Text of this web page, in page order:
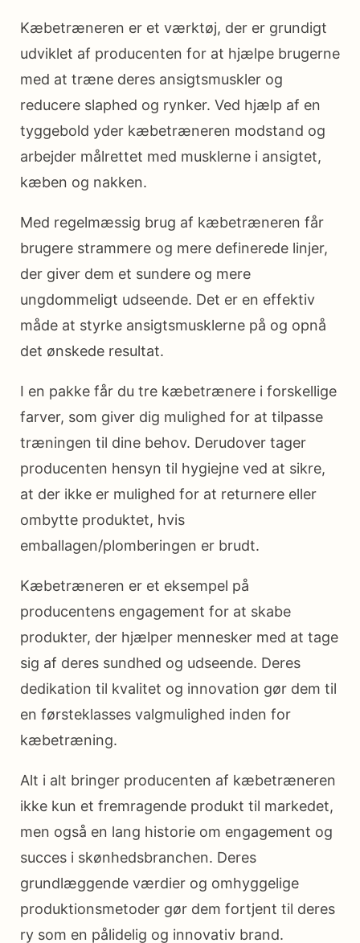
Kæbetræneren er et værktøj, der er grundigt
udviklet af producenten for at hjælpe brugerne
med at træne deres ansigtsmuskler og
reducere slaphed og rynker. Ved hjælp af en
tyggebold yder kæbetræneren modstand og
arbejder målrettet med musklerne i ansigtet,
kæben og nakken.
Med regelmæssig brug af kæbetræneren får
brugere strammere og mere definerede linjer,
der giver dem et sundere og mere
ungdommeligt udseende. Det er en effektiv
måde at styrke ansigtsmusklerne på og opnå
det ønskede resultat.
I en pakke får du tre kæbetrænere i forskellige
farver, som giver dig mulighed for at tilpasse
træningen til dine behov. Derudover tager
producenten hensyn til hygiejne ved at sikre,
at der ikke er mulighed for at returnere eller
ombytte produktet, hvis
emballagen/plomberingen er brudt.
Kæbetræneren er et eksempel på
producentens engagement for at skabe
produkter, der hjælper mennesker med at tage
sig af deres sundhed og udseende. Deres
dedikation til kvalitet og innovation gør dem til
en førsteklasses valgmulighed inden for
kæbetræning.
Alt i alt bringer producenten af kæbetræneren
ikke kun et fremragende produkt til markedet,
men også en lang historie om engagement og
succes i skønhedsbranchen. Deres
grundlæggende værdier og omhyggelige
produktionsmetoder gør dem fortjent til deres
ry som en pålidelig og innovativ brand.